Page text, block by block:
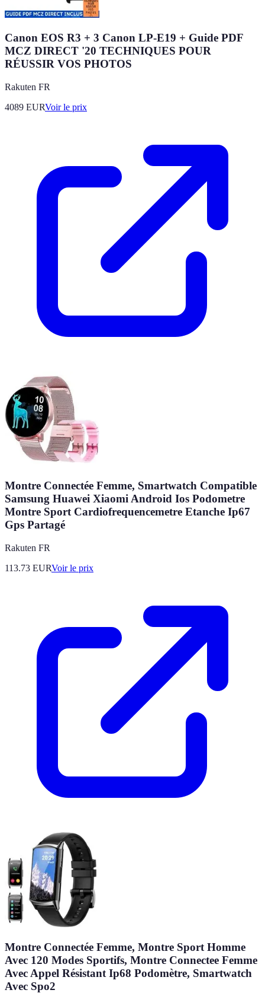
Canon EOS R3 + 3 Canon LP-E19 + Guide PDF
MCZ DIRECT '20 TECHNIQUES POUR
RÉUSSIR VOS PHOTOS
Rakuten FR
4089 EURVoir le prix
Montre Connectée Femme, Smartwatch Compatible
Samsung Huawei Xiaomi Android Ios Podometre
Montre Sport Cardiofrequencemetre Etanche Ip67
Gps Partagé
Rakuten FR
113.73 EURVoir le prix
Montre Connectée Femme, Montre Sport Homme
Avec 120 Modes Sportifs, Montre Connectee Femme
Avec Appel Résistant Ip68 Podomètre, Smartwatch
Avec Spo2